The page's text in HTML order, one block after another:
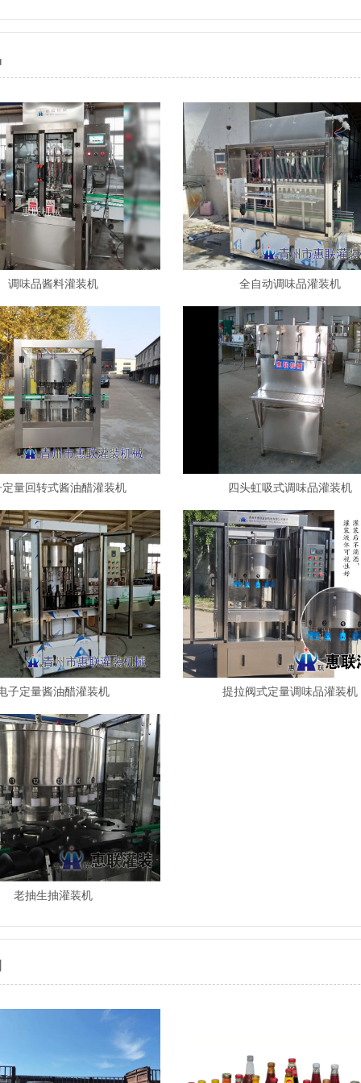
调味品酱料灌装机 全自动调味品灌装机
定量回转式酱油醋灌装机 四头虹吸式调味品灌装机
子定量酱油醋灌装机 提拉阀式定量调味品灌装机
老抽生抽灌装机